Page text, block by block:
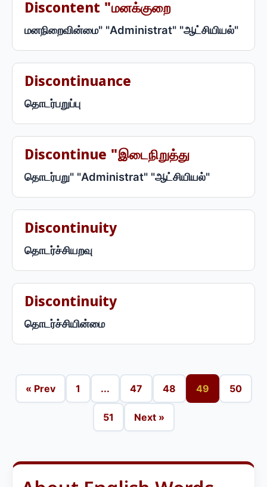
Discontent "மனக்குறை
மனநிறைவின்மை" "Administrat" "ஆட்சியியல்"
Discontinuance
தொடர்பறுப்பு
Discontinue "இடைநிறுத்து
தொடர்பறு" "Administrat" "ஆட்சியியல்"
Discontinuity
தொடர்ச்சியறவு
Discontinuity
தொடர்ச்சியின்மை
« Prev 1 ... 47 48 49 50
51 Next »